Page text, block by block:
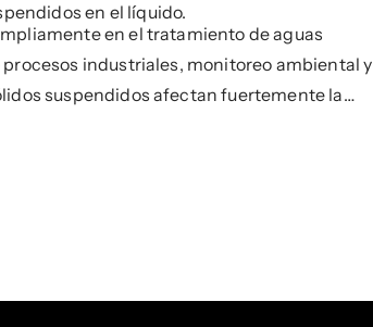
en el líquido.
en el tratamiento de aguas
industriales, monitoreo ambiental y
suspendidos afectan fuertemente la
y el rendimiento de la filtración.